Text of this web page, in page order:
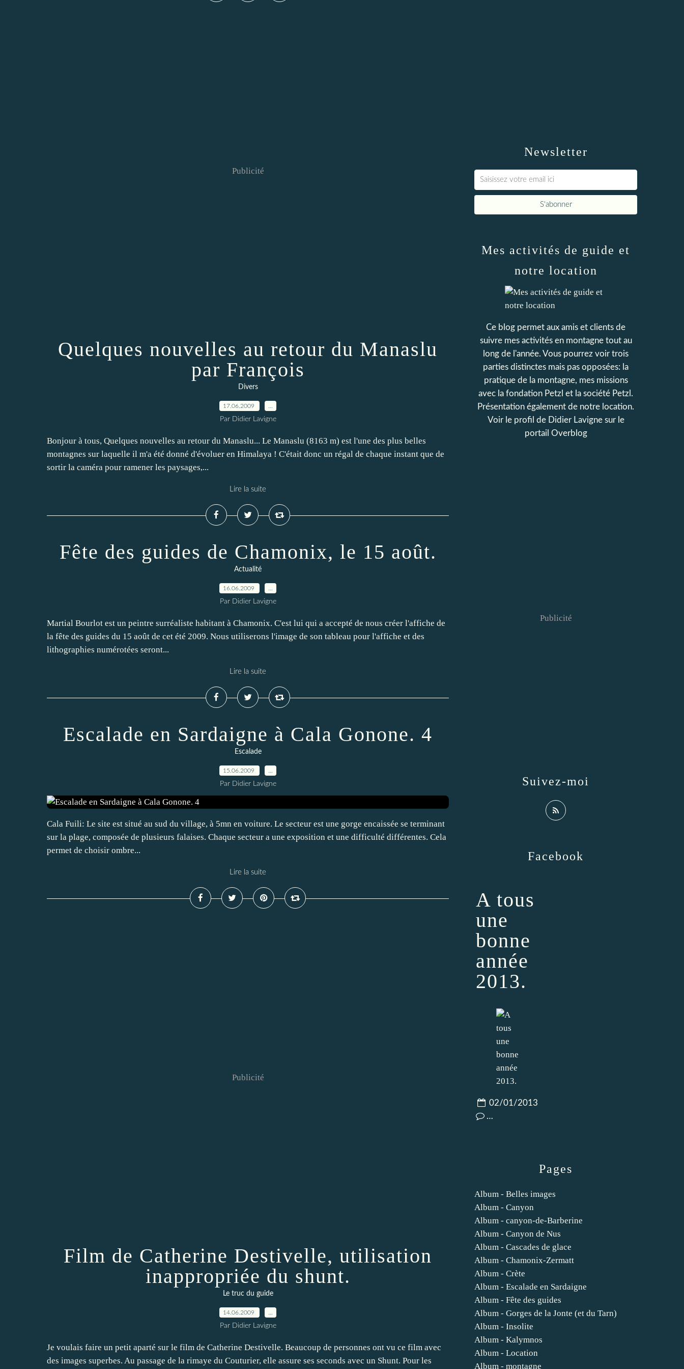
Publicité
Quelques nouvelles au retour du Manaslu
par François
Divers
17.06.2009
Par Didier Lavigne
Bonjour à tous, Quelques nouvelles au retour du Manaslu... Le Manaslu (8163 m) est l'une des plus belles
montagnes sur laquelle il m'a été donné d'évoluer en Himalaya ! C'était donc un régal de chaque instant que de
sortir la caméra pour ramener les paysages,...
Lire la suite
Fête des guides de Chamonix, le 15 août.
Actualité
16.06.2009
Par Didier Lavigne
Martial Bourlot est un peintre surréaliste habitant à Chamonix. C'est lui qui a accepté de nous créer l'affiche de
la fête des guides du 15 août de cet été 2009. Nous utiliserons l'image de son tableau pour l'affiche et des
lithographies numérotées seront...
Lire la suite
Escalade en Sardaigne à Cala Gonone. 4
Escalade
15.06.2009
Par Didier Lavigne
Cala Fuili: Le site est situé au sud du village, à 5mn en voiture. Le secteur est une gorge encaissée se terminant
sur la plage, composée de plusieurs falaises. Chaque secteur a une exposition et une difficulté différentes. Cela
permet de choisir ombre...
Lire la suite
Publicité
Film de Catherine Destivelle, utilisation
inappropriée du shunt.
Le truc du guide
14.06.2009
Par Didier Lavigne
Je voulais faire un petit aparté sur le film de Catherine Destivelle. Beaucoup de personnes ont vu ce film avec
des images superbes. Au passage de la rimaye du Couturier, elle assure ses seconds avec un Shunt. Pour les
Newsletter
Pages
Album - Belles images
Album - Canyon
Album - canyon-de-Barberine
Album - Canyon de Nus
Album - Cascades de glace
Album - Chamonix-Zermatt
Album - Crète
Album - Escalade en Sardaigne
Album - Fête des guides
Album - Gorges de la Jonte (et du Tarn)
Album - Insolite
Album - Kalymnos
Album - Location
Album - montagne
Mes activités de guide et
notre location
Ce blog permet aux amis et clients de
suivre mes activités en montagne tout au
long de l'année. Vous pourrez voir trois
parties distinctes mais pas opposées: la
pratique de la montagne, mes missions
avec la fondation Petzl et la société Petzl.
Présentation également de notre location.
Voir le profil de Didier Lavignesur le
portail Overblog
Suivez-moi
Facebook
A tous
une
bonne
année
2013.
02/01/2013
…
Publicité